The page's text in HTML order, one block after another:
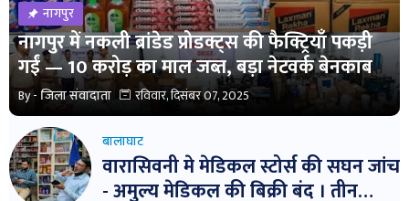
नागपुर
नागपुर में नकली ब्रांडेड प्रोडक्ट्स की फैक्ट्रियाँ पकड़ी
गईं — 10 करोड़ का माल जब्त, बड़ा नेटवर्क बेनकाब
By - जिला संवादाता रविवार, दिसंबर 07, 2025
बालाघाट
वारासिवनी मे मेडिकल स्टोर्स की सघन जांच
- अमुल्य मेडिकल की बिक्री बंद । तीन